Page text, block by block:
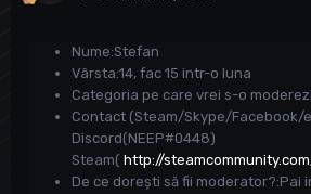
Nume:Stefan
Vârsta:14, fac 15 intr-o luna
Categoria pe care vrei s-o
Contact (Steam/Skype/Facebook/
Discord(NEEP#0448)
Steam( http://
De ce dorești să fii moderator?:Pai